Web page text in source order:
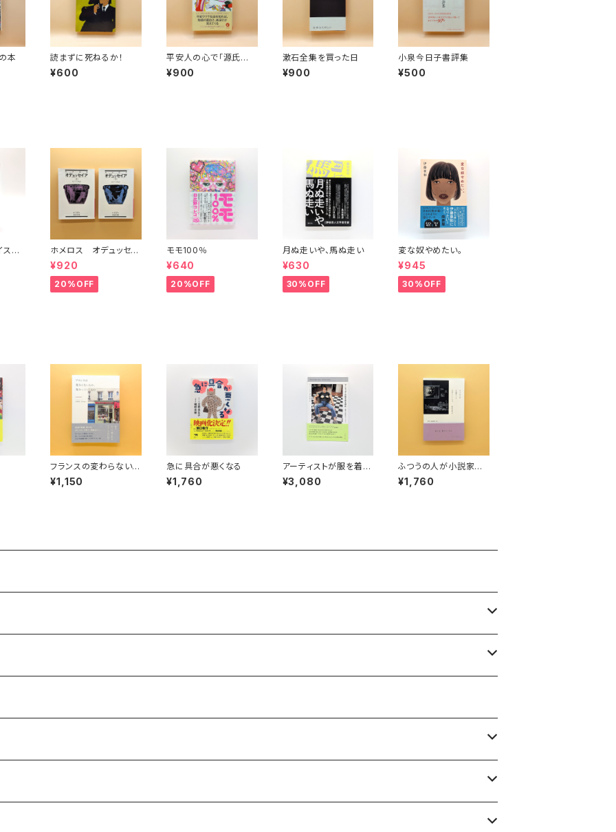
本 読まずに死ねるか！
¥600
平安人の心で「源氏物
語」を読む（朝日選書 91
9）
¥900
漱石全集を買った日
¥900
小泉今日子書評集
¥500
スタ
ホメロス オデュッセイ
ア(上)(下) （岩波文庫）
¥920
20%OFF
モモ100％
¥640
20%OFF
月ぬ走いや、馬ぬ走い
¥630
30%OFF
変な奴やめたい。
¥945
30%OFF
フランスの変わらないも
の、変わっていくもの
¥1,150
急に具合が悪くなる
¥1,760
アーティストが服を着る
理由 表現と反抗のフ
ァッション
¥3,080
ふつうの人が小説家と
して生活していくには
¥1,760